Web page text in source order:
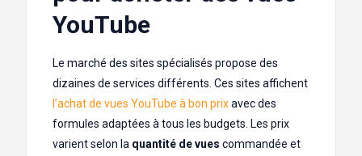
YouTube
Le marché des sites spécialisés propose des
dizaines de services différents. Ces sites affichent
l’achat de vues YouTube à bon prixavec des
formules adaptées à tous les budgets. Les prix
varient selon la quantité de vues commandée et